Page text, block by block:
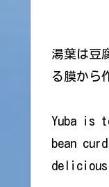
湯葉は豆
る膜から
Yuba is
bean
delicious